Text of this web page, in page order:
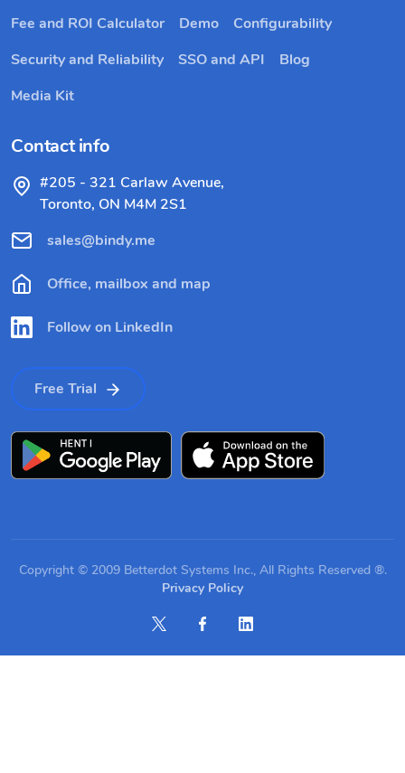
Fee and ROI Calculator
Demo
Configurability
Security and Reliability
SSO and API
Blog
Media Kit
Contact info
#205 - 321 Carlaw Avenue,
Toronto, ON M4M 2S1
sales@bindy.me
Office, mailbox and map
Follow on LinkedIn
Free Trial
Copyright © 2009 Betterdot Systems Inc., All Rights Reserved ®.
Privacy Policy